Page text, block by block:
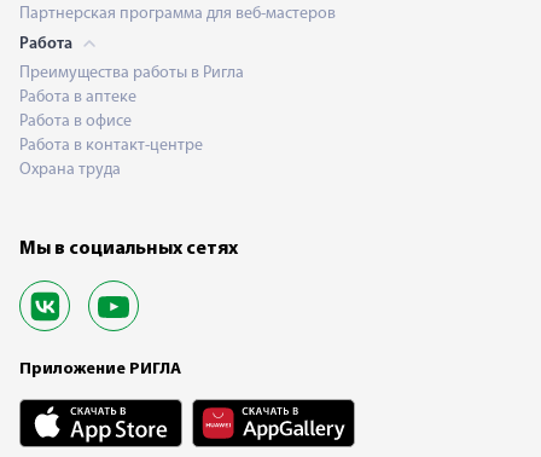
Партнерская программа для веб-мастеров
Работа
Преимущества работы в Ригла
Работа в аптеке
Работа в офисе
Работа в контакт-центре
Охрана труда
Мы в социальных сетях
Приложение РИГЛА